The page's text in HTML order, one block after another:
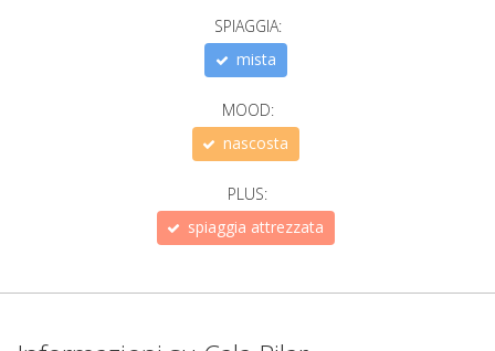
SPIAGGIA:
mista
MOOD:
nascosta
PLUS:
spiaggia attrezzata